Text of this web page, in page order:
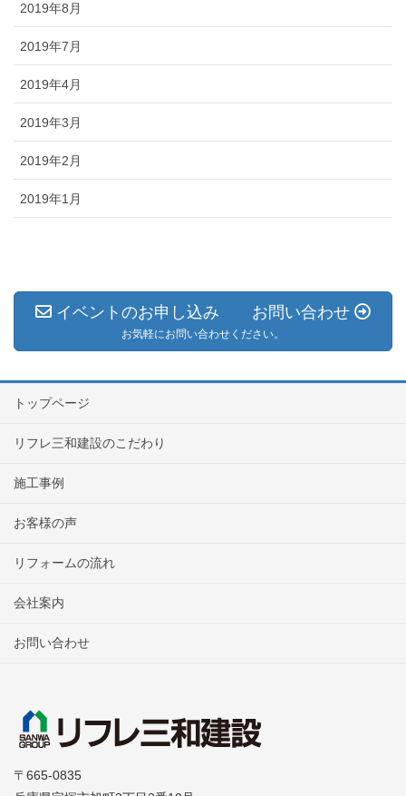
2019年8月
2019年7月
2019年4月
2019年3月
2019年2月
2019年1月
イベントのお申し込み お問い合わせ
お気軽にお問い合わせください。
トップページ
リフレ三和建設のこだわり
施工事例
お客様の声
リフォームの流れ
会社案内
お問い合わせ
〒665-0835